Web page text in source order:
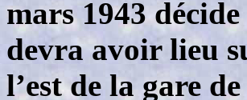
mars 1943
devra avoir lieu
l’est de la gare